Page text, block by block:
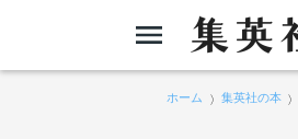
ホーム 集英社の本